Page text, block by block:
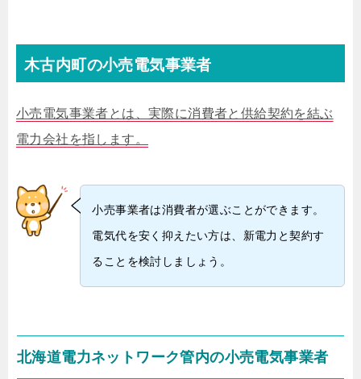
木古内町の小売電気事業者
小売電気事業者とは、実際に消費者と供給契約を結ぶ
電力会社を指します。
小売事業者は消費者が選ぶことができます。
電気代を安く抑えたい方は、新電力と契約す
ることを検討しましょう。
北海道電力ネットワーク管内の小売電気事業者